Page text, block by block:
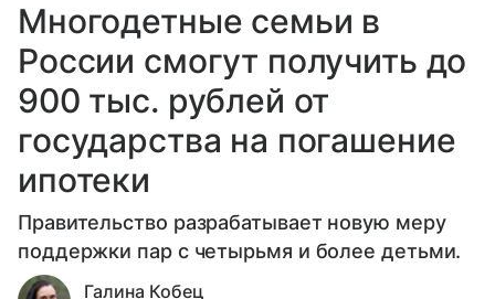
Многодетные семьи в
России смогут получить до
900 тыс. рублей от
государства на погашение
ипотеки
Правительство разрабатывает новую меру
поддержки пар с четырьмя и более детьми.
Галина Кобец